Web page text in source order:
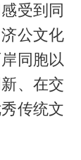
受到同
公文化
同胞以
、在交
传统文